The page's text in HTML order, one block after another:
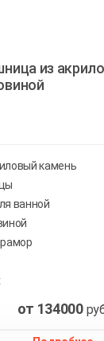
из
камень
ванной
от 134000